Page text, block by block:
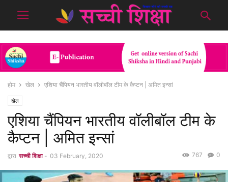
होम खेल एशिया चैंपियन भारतीय वॉलीबॉल टीम के कैप्टन | अमित इन्सां
खेल
एशिया चैंपियन भारतीय वॉलीबॉल टीम के
कैप्टन | अमित इन्सां
द्वारा सच्ची शिक्षा - 03 February, 2020 0
767